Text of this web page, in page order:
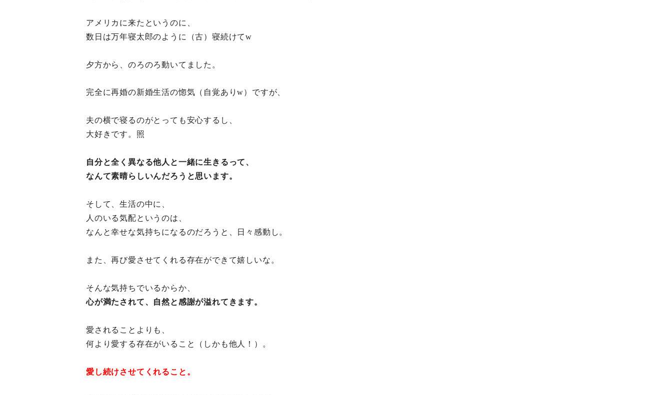
アメリカに来たというのに、
数日は万年寝太郎のように（古）寝続けてw
夕方から、のろのろ動いてました。
完全に再婚の新婚生活の惚気（自覚ありw）ですが、
夫の横で寝るのがとっても安心するし、
大好きです。照
自分と全く異なる他人と一緒に生きるって、
なんて素晴らしいんだろうと思います。
そして、生活の中に、
人のいる気配というのは、
なんと幸せな気持ちになるのだろうと、日々感動し。
また、再び愛させてくれる存在ができて嬉しいな。
そんな気持ちでいるからか、
心が満たされて、自然と感謝が溢れてきます。
愛されることよりも、
何より愛する存在がいること（しかも他人！）。
愛し続けさせてくれること。